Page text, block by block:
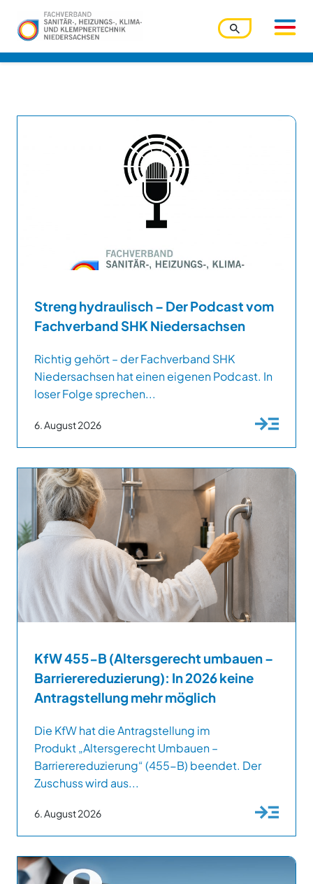
verwaltet. Bitte nutzen Sie die dortige Funktion.
Streng hydraulisch – Der Podcast vom
Fachverband SHK Niedersachsen
Richtig gehört – der Fachverband SHK
Niedersachsen hat einen eigenen Podcast. In
loser Folge sprechen...
6. August 2026
KfW 455-B (Altersgerecht umbauen –
Barrierereduzierung): In 2026 keine
Antragstellung mehr möglich
Die KfW hat die Antragstellung im
Produkt „Altersgerecht Umbauen –
Barrierereduzierung“ (455-B) beendet. Der
Zuschuss wird aus...
6. August 2026